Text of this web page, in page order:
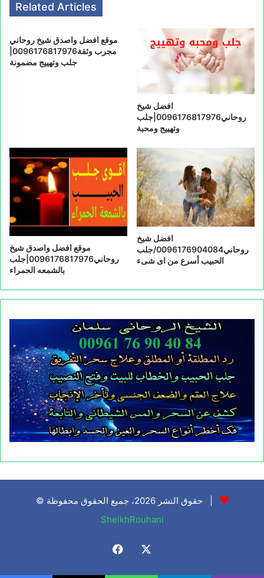
Related Articles
موقع افضل واصدق شيخ روحاني
جلب وتهييج مضمونة
افضل شيخ
روحاني0096176817976|جلب
وتهييج ومحبة
موقع افضل واصدق شيخ
روحاني0096176817976|جلب
بالشمعه الحمراء
افضل شيخ
روحاني0096176904084/جلب
الحبيب أسرع من اى شىء
SheikhRouhani
Facebook